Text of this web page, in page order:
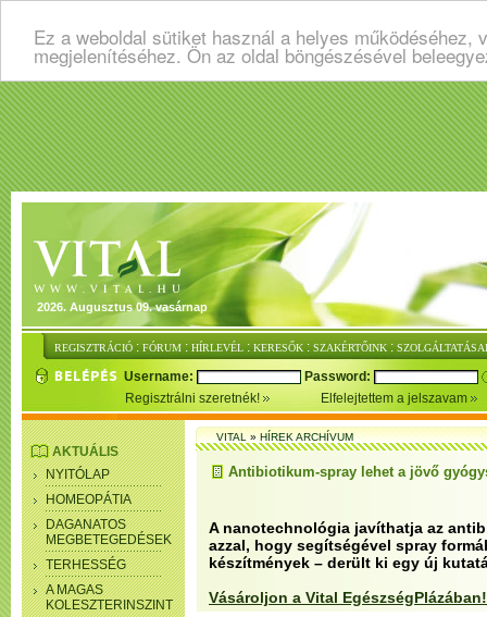
Ez a weboldal sütiket használ a helyes
megjelenítéséhez. Ön az oldal böngészésével
2026. Augusztus 09. vasárnap
REGISZTRÁCIÓ : FÓRUM : HÍRLEVÉL : KERESŐK : SZAKÉRTŐINK :
Username:
Password:
Regisztrálni szeretnék!
Elfelejtettem a jelszavam
AKTUÁLIS
NYITÓLAP
HOMEOPÁTIA
DAGANATOS
MEGBETEGEDÉSEK
TERHESSÉG
A MAGAS
KOLESZTERINSZINT
VITAL»HÍREK ARCHÍVUM
Antibiotikum-spray lehet a jövő
A nanotechnológia javíthatja az
azzal, hogy segítségével spray
készítmények – derült ki egy új
Vásároljon a Vital EgészségPlázában!